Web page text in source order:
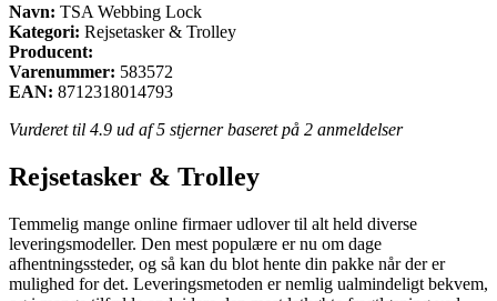
Navn: TSA Webbing Lock
Kategori: Rejsetasker & Trolley
Producent:
Varenummer: 583572
EAN: 8712318014793
Vurderet til 4.9 ud af 5 stjerner baseret på 2 anmeldelser
Rejsetasker & Trolley
Temmelig mange online firmaer udlover til alt held diverse
leveringsmodeller. Den mest populære er nu om dage
afhentningssteder, og så kan du blot hente din pakke når der er
mulighed for det. Leveringsmetoden er nemlig ualmindeligt bekvem,